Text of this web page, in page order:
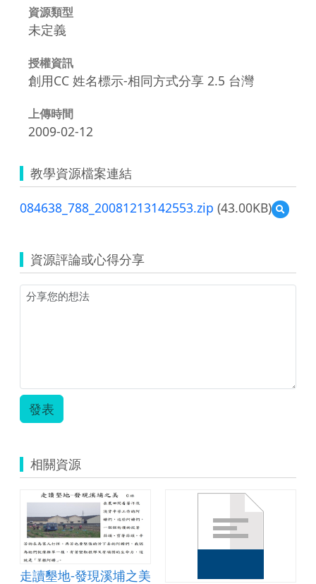
資源類型
未定義
授權資訊
創用CC 姓名標示-相同方式分享 2.5 台灣
上傳時間
2009-02-12
教學資源檔案連結
084638_788_20081213142553.zip (43.00KB)
預
覽
資源評論或心得分享
發表
相關資源
走讀墾地-發現溪埔之美